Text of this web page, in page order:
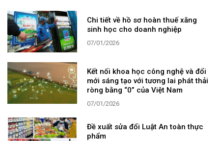
Chi tiết về hồ sơ hoàn thuế xăng
sinh học cho doanh nghiệp
07/01/2026
Kết nối khoa học công nghệ và đổi
mới sáng tạo với tương lai phát thải
ròng bằng “0” của Việt Nam
07/01/2026
Đề xuất sửa đổi Luật An toàn thực
phẩm